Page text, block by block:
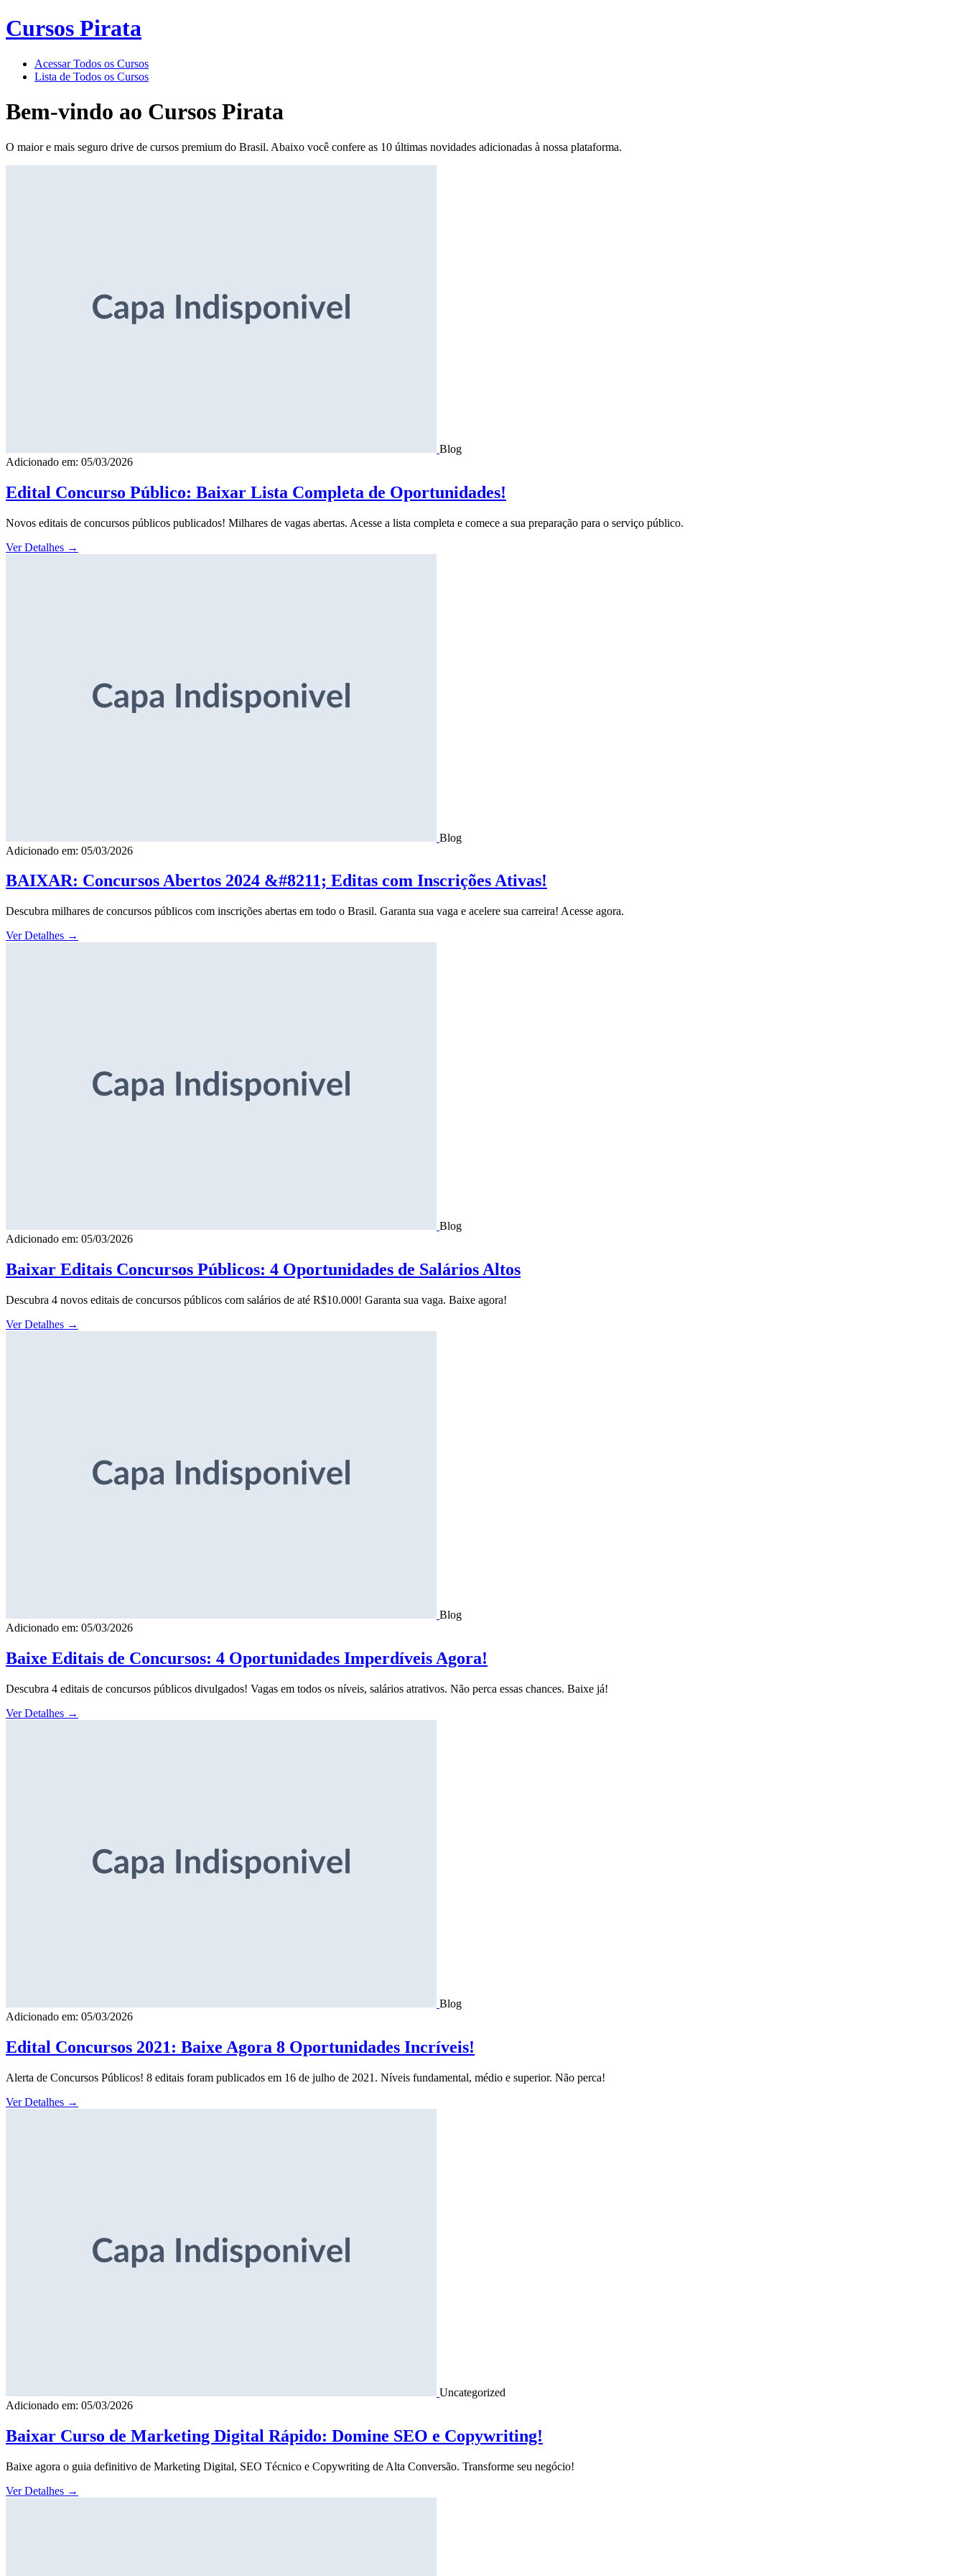
Cursos Pirata
Acessar Todos os Cursos
Lista de Todos os Cursos
Bem-vindo ao Cursos Pirata
O maior e mais seguro drive de cursos premium do Brasil. Abaixo você confere as 10 últimas novidades adicionadas à nossa plataforma.
Blog
Adicionado em: 05/03/2026
Edital Concurso Público: Baixar Lista Completa de Oportunidades!
Novos editais de concursos públicos publicados! Milhares de vagas abertas. Acesse a lista completa e comece a sua preparação para o serviço público.
Ver Detalhes →
Blog
Adicionado em: 05/03/2026
BAIXAR: Concursos Abertos 2024 &#8211; Editas com Inscrições Ativas!
Descubra milhares de concursos públicos com inscrições abertas em todo o Brasil. Garanta sua vaga e acelere sua carreira! Acesse agora.
Ver Detalhes →
Blog
Adicionado em: 05/03/2026
Baixar Editais Concursos Públicos: 4 Oportunidades de Salários Altos
Descubra 4 novos editais de concursos públicos com salários de até R$10.000! Garanta sua vaga. Baixe agora!
Ver Detalhes →
Blog
Adicionado em: 05/03/2026
Baixe Editais de Concursos: 4 Oportunidades Imperdíveis Agora!
Descubra 4 editais de concursos públicos divulgados! Vagas em todos os níveis, salários atrativos. Não perca essas chances. Baixe já!
Ver Detalhes →
Blog
Adicionado em: 05/03/2026
Edital Concursos 2021: Baixe Agora 8 Oportunidades Incríveis!
Alerta de Concursos Públicos! 8 editais foram publicados em 16 de julho de 2021. Níveis fundamental, médio e superior. Não perca!
Ver Detalhes →
Uncategorized
Adicionado em: 05/03/2026
Baixar Curso de Marketing Digital Rápido: Domine SEO e Copywriting!
Baixe agora o guia definitivo de Marketing Digital, SEO Técnico e Copywriting de Alta Conversão. Transforme seu negócio!
Ver Detalhes →